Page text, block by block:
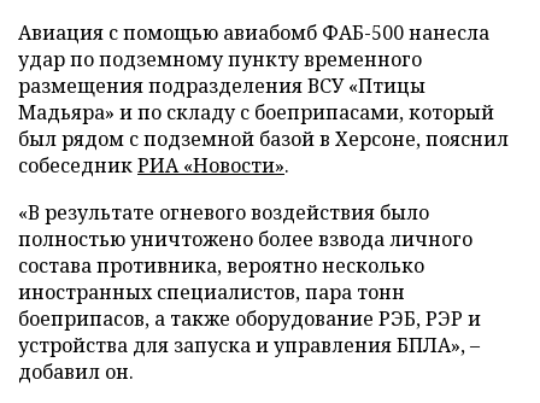
Авиация с помощью авиабомб ФАБ-500 нанесла
удар по подземному пункту временного
размещения подразделения ВСУ «Птицы
Мадьяра» и по складу с боеприпасами, который
был рядом с подземной базой в Херсоне, пояснил
собеседникРИА «Новости».
«В результате огневого воздействия было
полностью уничтожено более взвода личного
состава противника, вероятно несколько
иностранных специалистов, пара тонн
боеприпасов, а также оборудование РЭБ, РЭР и
устройства для запуска и управления БПЛА», –
добавил он.